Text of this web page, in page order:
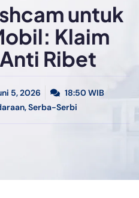
untuk
Klaim
Ribet
5, 2026
18:50 WIB
,Serba-Serbi